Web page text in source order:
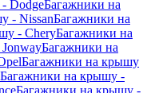
DodgeБагажники на
- NissanБагажники на
- CheryБагажники на
Багажники на
Багажники на крышу
Багажники на крышу -
Багажники на крышу -